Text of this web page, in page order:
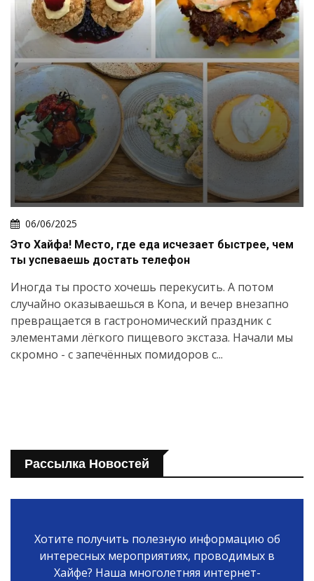
06/06/2025
Это Хайфа! Место, где еда исчезает быстрее, чем
ты успеваешь достать телефон
Иногда ты просто хочешь перекусить. А потом
случайно оказываешься в Kona, и вечер внезапно
превращается в гастрономический праздник с
элементами лёгкого пищевого экстаза. Начали мы
скромно - с запечённых помидоров с...
Рассылка Новостей
Хотите получить полезную информацию об
интересных мероприятиях, проводимых в
Хайфе? Наша многолетняя интернет-